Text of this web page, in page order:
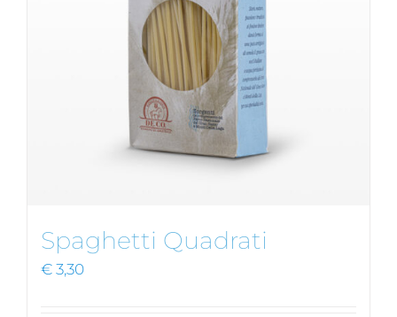
Spaghetti Quadrati
€ 3,30